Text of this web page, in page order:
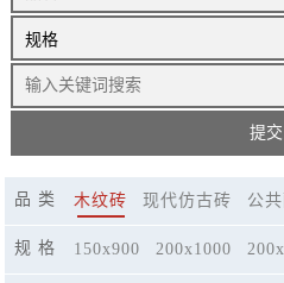
品 类 木纹砖 现代仿古砖 公
规 格 150x900 200x1000